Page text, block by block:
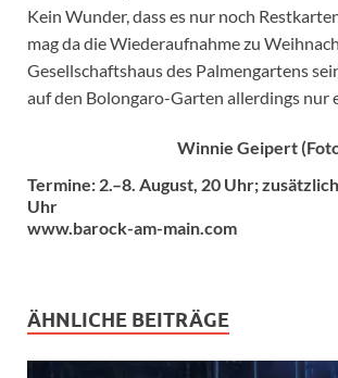
Kein Wunder, dass es nur noch
mag da die Wiederaufnahme zu
Gesellschaftshaus des Palmengartens
auf den Bolongaro-Garten allerdings nur
Winnie Geipert
Termine: 2.–8. August, 20 Uhr;
Uhr
www.barock-am-main.com
ÄHNLICHE BEITRÄGE